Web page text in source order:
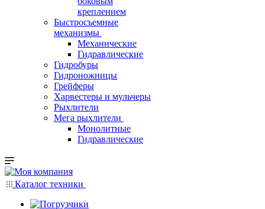
креплением
Быстросъемные
механизмы
Механические
Гидравлические
Гидробуры
Гидроножницы
Грейферы
Харвестеры и мульчеры
Рыхлители
Мега рыхлители
Монолитные
Гидравлические
Каталог техники